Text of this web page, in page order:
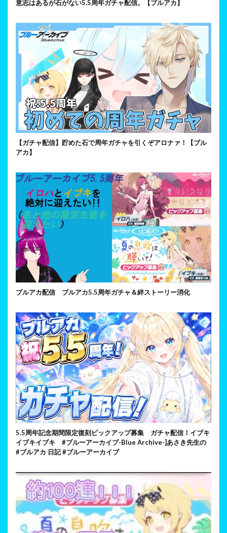
意志はあるが石がない5.5周年ガチャ配信。【ブルアカ】
【ガチャ配信】貯めた石で周年ガチャを引くぞアロナァ！【ブル
アカ】
ブルアカ配信 ブルアカ5.5周年ガチャ＆絆ストーリー消化
5.5周年記念期間限定復刻ピックアップ募集 ガチャ配信！イブキ
イブキイブキ #ブルーアーカイブ-Blue Archive-]あさき先生の
#ブルアカ 日記 #ブルーアーカイブ